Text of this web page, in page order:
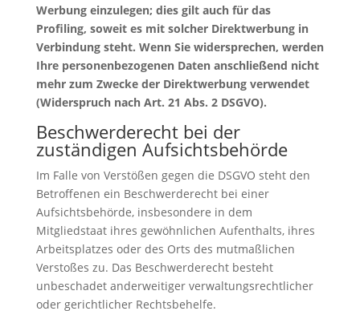
Werbung einzulegen; dies gilt auch für das
Profiling, soweit es mit solcher Direktwerbung in
Verbindung steht. Wenn Sie widersprechen, werden
Ihre personenbezogenen Daten anschließend nicht
mehr zum Zwecke der Direktwerbung verwendet
(Widerspruch nach Art. 21 Abs. 2 DSGVO).
Beschwerderecht bei der
zuständigen Aufsichtsbehörde
Im Falle von Verstößen gegen die DSGVO steht den
Betroffenen ein Beschwerderecht bei einer
Aufsichtsbehörde, insbesondere in dem
Mitgliedstaat ihres gewöhnlichen Aufenthalts, ihres
Arbeitsplatzes oder des Orts des mutmaßlichen
Verstoßes zu. Das Beschwerderecht besteht
unbeschadet anderweitiger verwaltungsrechtlicher
oder gerichtlicher Rechtsbehelfe.